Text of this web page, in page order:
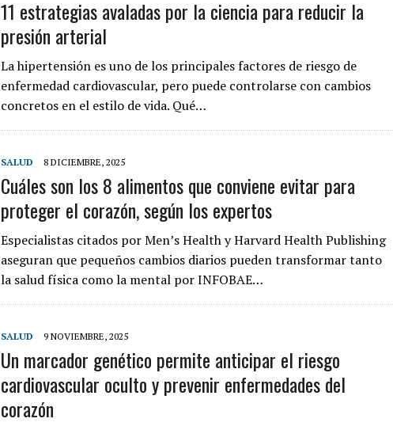
11 estrategias avaladas por la ciencia para reducir la
presión arterial
La hipertensión es uno de los principales factores de riesgo de
enfermedad cardiovascular, pero puede controlarse con cambios
concretos en el estilo de vida. Qué…
SALUD 8 DICIEMBRE, 2025
Cuáles son los 8 alimentos que conviene evitar para
proteger el corazón, según los expertos
Especialistas citados por Men’s Health y Harvard Health Publishing
aseguran que pequeños cambios diarios pueden transformar tanto
la salud física como la mental por INFOBAE…
SALUD 9 NOVIEMBRE, 2025
Un marcador genético permite anticipar el riesgo
cardiovascular oculto y prevenir enfermedades del
corazón